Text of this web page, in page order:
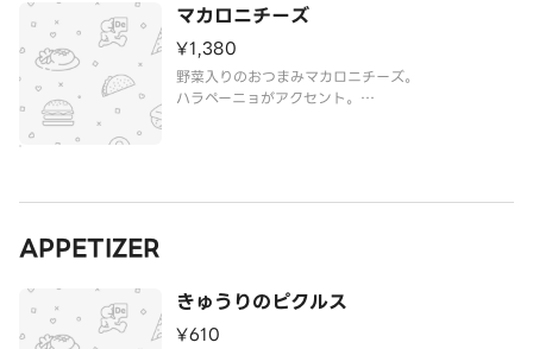
マカロニチーズ
¥1,380
野菜入りのおつまみマカロニチーズ。
ハラペーニョがアクセント。
APPETIZER
きゅうりのピクルス
¥610